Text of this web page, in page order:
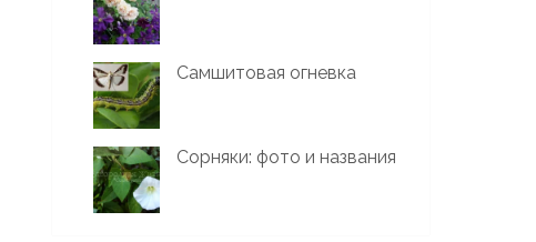
Самшитовая огневка
Сорняки: фото и названия